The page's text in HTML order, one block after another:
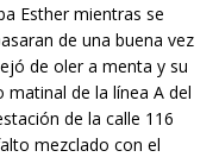
Esther mientras se
de una buena vez
de oler a menta y su
de la línea A del
de la calle 116
mezclado con el